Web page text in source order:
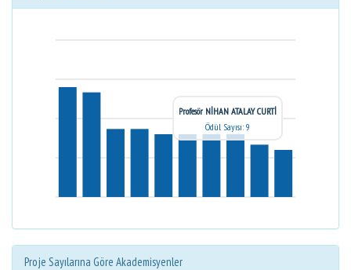
Profesör NİHAN ATALAY CURTİ
Ödül Sayısı: 9
Proje Sayılarına Göre Akademisyenler